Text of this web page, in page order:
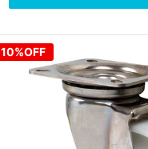
10%OFF